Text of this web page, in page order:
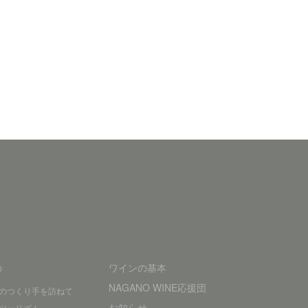
つくり手を訪ねて
ワインの基本
NAGANO WINE応援団